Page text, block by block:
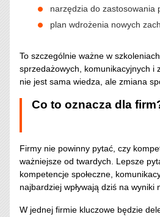
narzędzia do zastosowania
plan wdrożenia nowych
To szczególnie ważne w
sprzedażowych, komunikacyjnych i
nie jest sama wiedza, ale zmiana
Co to oznacza dla
Firmy nie powinny pytać, czy
ważniejsze od twardych. Lepsze
kompetencje społeczne,
najbardziej wpływają dziś na wyniki
W jednej firmie kluczowe będzie